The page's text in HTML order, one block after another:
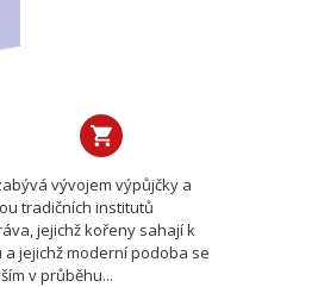
vývojem výpůjčky a
tradičních institutů
jejichž kořeny sahají k
jejichž moderní podoba se
v průběhu...